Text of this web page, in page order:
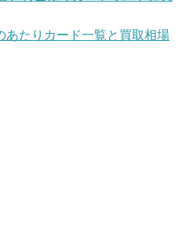
あたりカード一覧と買取相場